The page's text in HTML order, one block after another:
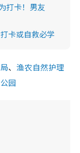
打卡！男友
卡或自救必学
、 渔农自然护理
园